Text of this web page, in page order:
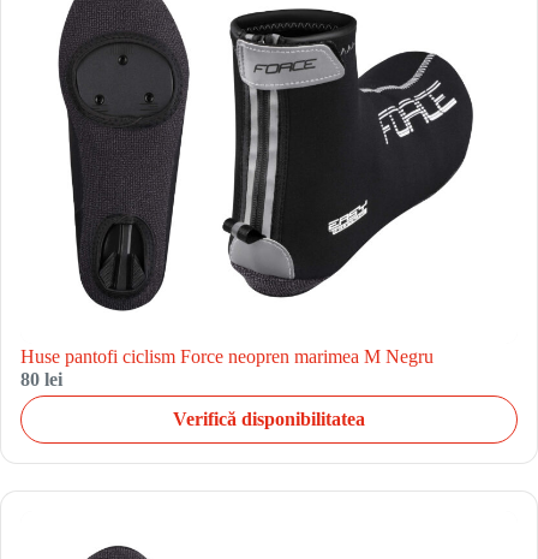
Huse pantofi ciclism Force neopren marimea M Negru
80 lei
Verifică disponibilitatea